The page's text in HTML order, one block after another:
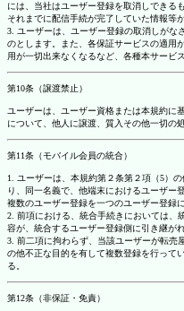
には、当社はユーザー登録を取消しできる
それまでに配信手続が完了していた情報等
3. ユーザーは、ユーザー登録の取消しがな
のとします。また、各保証サービスの適用
用が一切出来なくなるなど、各種本サービ
第10条（譲渡禁止）
ユーザーは、ユーザー資格または本規約に
について、他人に譲渡、質入その他一切の
第11条（モバイル会員の統合）
1. ユーザーは、本規約第２条第２項（5）
り、同一名義で、他端末におけるユーザー
複数のユーザー登録を一つのユーザー登録
2. 前項における、統合手続きにおいては、
容が、統合するユーザー登録側に引き継が
3. 前二項に拘わらず、当該ユーザーが転売
の他不正な目的を有して複数登録を行って
る。
第12条（非保証・免責）